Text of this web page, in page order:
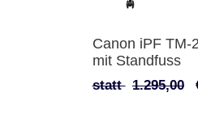
Canon iPF TM-
mit Standfuss
statt 1.295,00